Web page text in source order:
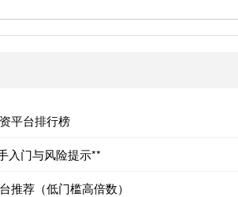
平台排行榜
入门与风险提示**
推荐（低门槛高倍数）